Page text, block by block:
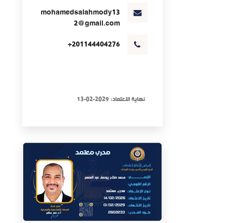
mohamedsalahmody13
2@gmail.com
+201144404276
نهاية الاعتماد: 2029-02-13